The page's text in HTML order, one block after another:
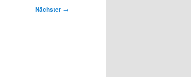
Nächster →